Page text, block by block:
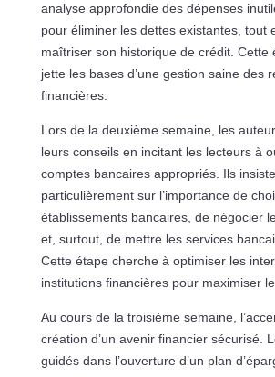
analyse approfondie des dépenses
pour éliminer les dettes existantes, tout
maîtriser son historique de crédit. Cette
jette les bases d’une gestion saine des
financières.
Lors de la deuxième semaine, les
leurs conseils en incitant les lecteurs à
comptes bancaires appropriés. Ils
particulièrement sur l’importance de
établissements bancaires, de négocier
et, surtout, de mettre les services
Cette étape cherche à optimiser les
institutions financières pour maximiser
Au cours de la troisième semaine,
création d’un avenir financier sécurisé.
guidés dans l’ouverture d’un plan